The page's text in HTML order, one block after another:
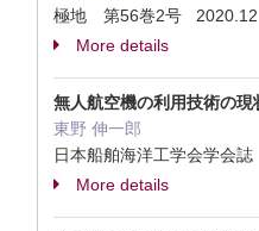
極地 第56巻2号 2020.12
More details
無人航空機の利用技術の現
東野 伸一郎
日本船舶海洋工学会学会
More details